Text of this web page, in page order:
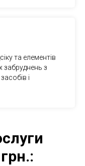
та елементів
забруднень з
і